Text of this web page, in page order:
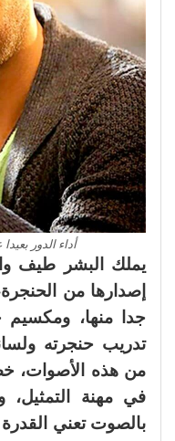
أداء الدور
يملك البشر طيف
إصدارها من
جدا منها،
تدريب حنجرته
من هذه الأصوات،
في مهنة التمثيل،
بالصوت تعني